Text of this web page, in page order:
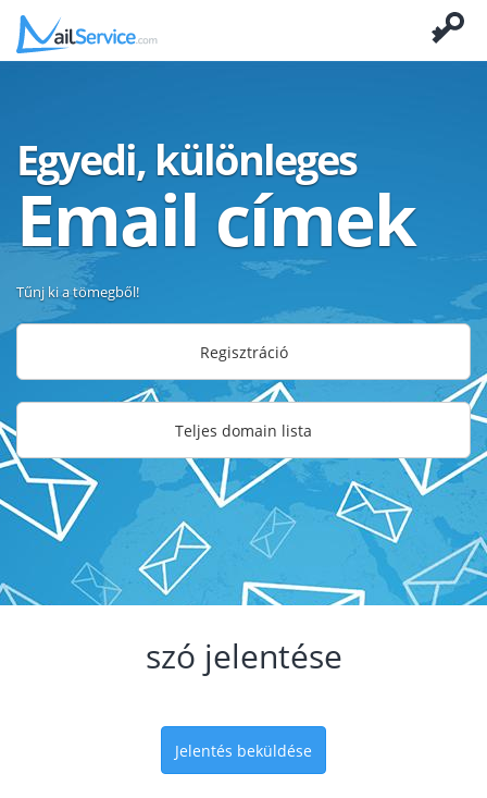
Egyedi, különleges
Email címek
Tűnj ki a tömegből!
Regisztráció
Teljes domain lista
szó jelentése
Jelentés beküldése